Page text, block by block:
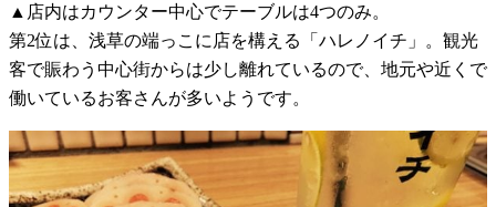
▲店内はカウンター中心でテーブルは4つのみ。
第2位は、浅草の端っこに店を構える「ハレノイチ」。観光
客で賑わう中心街からは少し離れているので、地元や近くで
働いているお客さんが多いようです。